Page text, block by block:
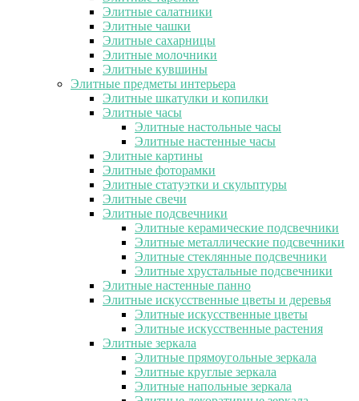
Элитные салатники
Элитные чашки
Элитные сахарницы
Элитные молочники
Элитные кувшины
Элитные предметы интерьера
Элитные шкатулки и копилки
Элитные часы
Элитные настольные часы
Элитные настенные часы
Элитные картины
Элитные фоторамки
Элитные статуэтки и скульптуры
Элитные свечи
Элитные подсвечники
Элитные керамические подсвечники
Элитные металлические подсвечники
Элитные стеклянные подсвечники
Элитные хрустальные подсвечники
Элитные настенные панно
Элитные искусственные цветы и деревья
Элитные искусственные цветы
Элитные искусственные растения
Элитные зеркала
Элитные прямоугольные зеркала
Элитные круглые зеркала
Элитные напольные зеркала